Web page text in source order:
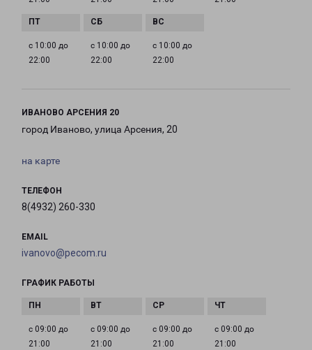
с 10:00 до
22:00
с 10:00 до
22:00
с 10:00 до
22:00
ИВАНОВО АРСЕНИЯ 20
город Иваново, улица Арсения, 20
на карте
ТЕЛЕФОН
8(4932) 260-330
EMAIL
ivanovo@pecom.ru
ГРАФИК РАБОТЫ
с 09:00 до
21:00
с 09:00 до
21:00
с 09:00 до
21:00
с 09:00 до
21:00